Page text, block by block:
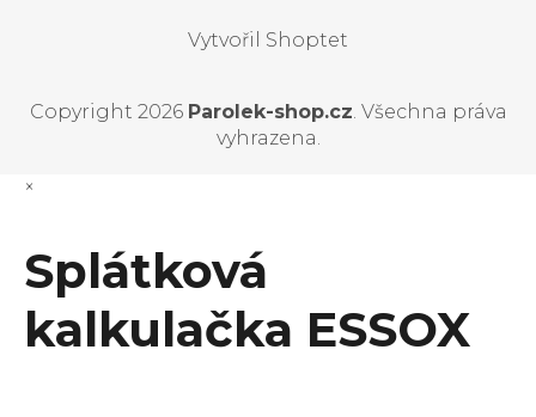
Vytvořil Shoptet
Copyright 2026 Parolek-shop.cz. Všechna práva
vyhrazena.
×
Splátková
kalkulačka ESSOX